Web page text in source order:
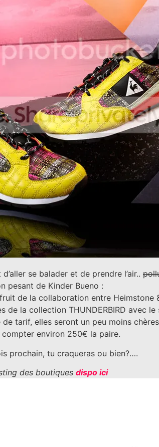
se balader et de prendre l’air..
pesant de Kinder Bueno :
de la collaboration entre Heimstone
de la collection THUNDERBIRD avec
tarif, elles seront un peu moins
environ 250€ la paire.
prochain, tu craqueras ou bien?….
des boutiques dispo ici